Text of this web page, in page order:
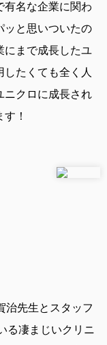
有名な企業に関わ
ッと思いついたの
にまで成長したユ
たくても全く人
ニクロに成長され
！
治先生とスタッフ
る凄まじいクリニ